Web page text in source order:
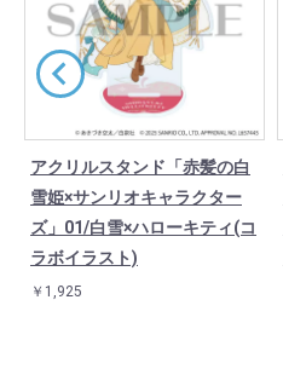
アクリルスタンド「赤髪の白
雪姫×サンリオキャラクター
ズ」01/白雪×ハローキティ(コ
ラボイラスト)
￥1,925